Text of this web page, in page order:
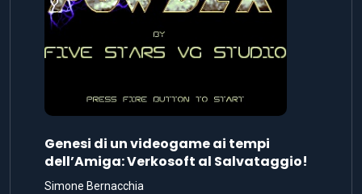
Genesi di un videogame ai tempi
dell’Amiga: Verkosoft al Salvataggio!
Simone Bernacchia